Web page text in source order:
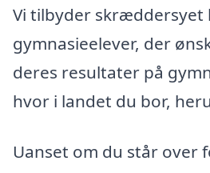
Vi tilbyder
gymnasieelever, der
deres resultater på
hvor i landet du bor,
Uanset om du står over